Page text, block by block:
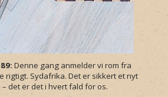
Denne gang anmelder vi rom fra
rigtigt. Sydafrika. Det er sikkert et nyt
det er det i hvert fald for os.